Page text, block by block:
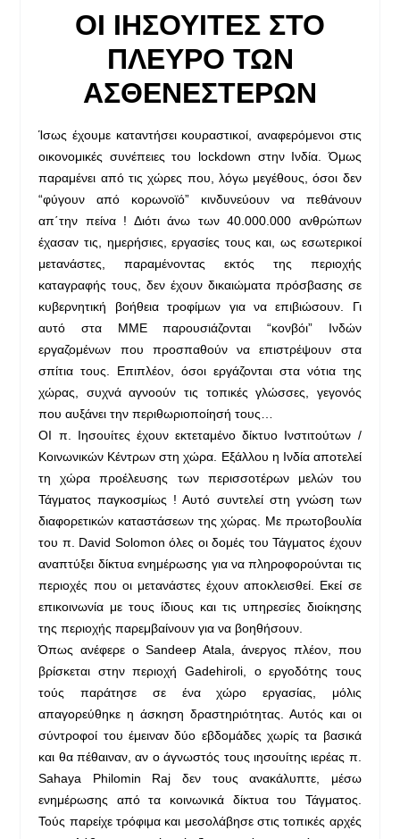
ΟΙ ΙΗΣΟΥΙΤΕΣ ΣΤΟ
ΠΛΕΥΡΟ ΤΩΝ
ΑΣΘΕΝΕΣΤΕΡΩΝ
Ίσως έχουμε καταντήσει κουραστικοί, αναφερόμενοι στις
οικονομικές συνέπειες του lockdown στην Ινδία. Όμως
παραμένει από τις χώρες που, λόγω μεγέθους, όσοι δεν
“φύγουν από κορωνοϊό” κινδυνεύουν να πεθάνουν
απ΄την πείνα ! Διότι άνω των 40.000.000 ανθρώπων
έχασαν τις, ημερήσιες, εργασίες τους και, ως εσωτερικοί
μετανάστες, παραμένοντας εκτός της περιοχής
καταγραφής τους, δεν έχουν δικαιώματα πρόσβασης σε
κυβερνητική βοήθεια τροφίμων για να επιβιώσουν. Γι
αυτό στα ΜΜΕ παρουσιάζονται “κονβόι” Ινδών
εργαζομένων που προσπαθούν να επιστρέψουν στα
σπίτια τους. Επιπλέον, όσοι εργάζονται στα νότια της
χώρας, συχνά αγνοούν τις τοπικές γλώσσες, γεγονός
που αυξάνει την περιθωριοποίησή τους…
ΟΙ π. Ιησουίτες έχουν εκτεταμένο δίκτυο Ινστιτούτων /
Κοινωνικών Κέντρων στη χώρα. Εξάλλου η Ινδία αποτελεί
τη χώρα προέλευσης των περισσοτέρων μελών του
Τάγματος παγκοσμίως ! Αυτό συντελεί στη γνώση των
διαφορετικών καταστάσεων της χώρας. Με πρωτοβουλία
του π. David Solomon όλες οι δομές του Τάγματος έχουν
αναπτύξει δίκτυα ενημέρωσης για να πληροφορούνται τις
περιοχές που οι μετανάστες έχουν αποκλεισθεί. Εκεί σε
επικοινωνία με τους ίδιους και τις υπηρεσίες διοίκησης
της περιοχής παρεμβαίνουν για να βοηθήσουν.
Όπως ανέφερε ο Sandeep Atala, άνεργος πλέον, που
βρίσκεται στην περιοχή Gadehiroli, ο εργοδότης τους
τούς παράτησε σε ένα χώρο εργασίας, μόλις
απαγορεύθηκε η άσκηση δραστηριότητας. Αυτός και οι
σύντροφοί του έμειναν δύο εβδομάδες χωρίς τα βασικά
και θα πέθαιναν, αν ο άγνωστός τους ιησουίτης ιερέας π.
Sahaya Philomin Raj δεν τους ανακάλυπτε, μέσω
ενημέρωσης από τα κοινωνικά δίκτυα του Τάγματος.
Τούς παρείχε τρόφιμα και μεσολάβησε στις τοπικές αρχές